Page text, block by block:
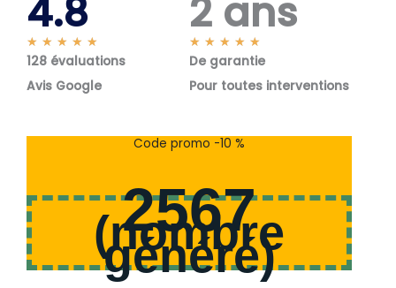
4.8
★ ★ ★ ★ ★
o
s
128 évaluations
Avis Google
2 ans
★ ★ ★ ★ ★
o
s
De garantie
Pour toutes interventions
Code promo -10 %
2567
(nombre
généré)